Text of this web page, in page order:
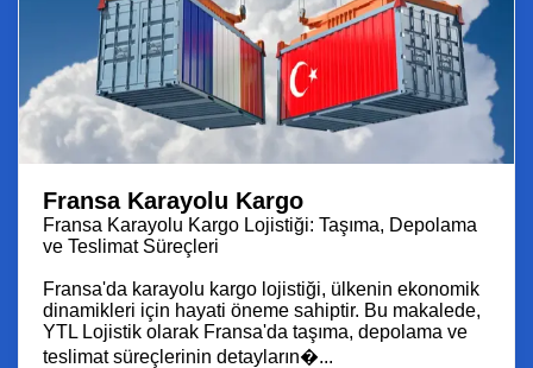
Fransa Karayolu Kargo
Fransa Karayolu Kargo Lojistiği: Taşıma, Depolama
ve Teslimat Süreçleri
Fransa'da karayolu kargo lojistiği, ülkenin ekonomik
dinamikleri için hayati öneme sahiptir. Bu makalede,
YTL Lojistik olarak Fransa'da taşıma, depolama ve
teslimat süreçlerinin detayların�...